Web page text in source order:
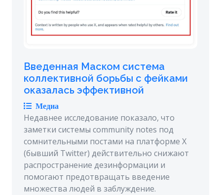
Введенная Маском система
коллективной борьбы с фейками
оказалась эффективной
Медиа
Недавнее исследование показало, что
заметки системы community notes под
сомнительными постами на платформе X
(бывший Twitter) действительно снижают
распространение дезинформации и
помогают предотвращать введение
множества людей в заблуждение.